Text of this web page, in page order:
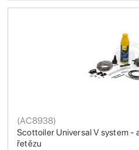
Scottoiler Universal V system -
řetězu
(AC8938)